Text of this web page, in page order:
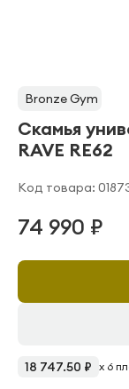
Bronze Gym
Скамья
RAVE RE62
Код товара:
74 990 ₽
18 747.50 ₽ x 6